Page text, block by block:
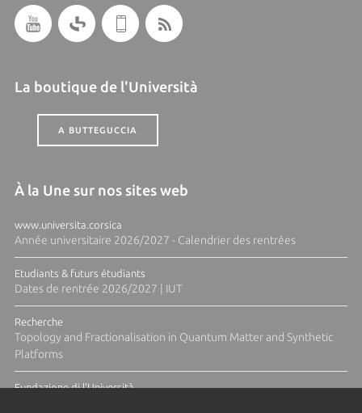
La boutique de l'Università
A BUTTEGUCCIA
À la Une sur nos sites web
www.universita.corsica
Année universitaire 2026/2027 - Calendrier des rentrées
Etudiants & futurs étudiants
Dates de rentrée 2026/2027 | IUT
Recherche
Topology and Fractionalisation in Quantum Matter and Synthetic
Platforms
Fundazione di l'Università